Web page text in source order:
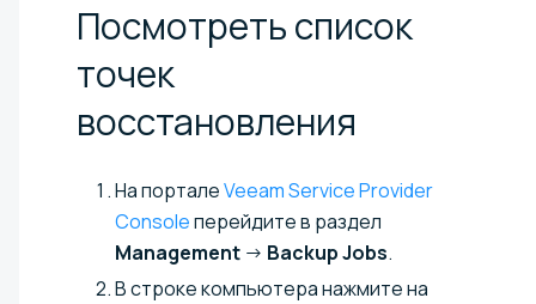
Посмотреть список
точек
восстановления
На порталеVeeam Service Provider
Consoleперейдите в раздел
Management → Backup Jobs.
В строке компьютера нажмите на